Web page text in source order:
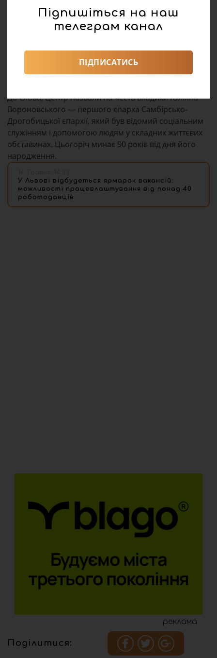
Господь Бог завжди її підніме, знайде й
очистить”, — зазначив Блаженніший Святослав.
отець Ігор Козанкевич зазначив, що будівництво
медико-соціального центру триває завдяки
До слова, Центр назвали на честь владики Юліяна
Вороновського — першого єпарха Самбірсько-
Дрогобицької єпархії, який був відомий соціальним
служінням і допомогою людям у складних життєвих
обставинах. Цьогоріч минає 90 років від дня його
народження.
У Львові відбудеться ярмарок вакансій:
можливості працевлаштування від понад 40
роботодавців
реклама
Поділитися:
Підпишіться на наш
телеграм канал
ПІДПИСАТИСЬ